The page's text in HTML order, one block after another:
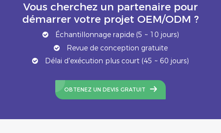
Vous cherchez un partenaire pour
démarrer votre projet OEM/ODM ?
Échantillonnage rapide (5 ~ 10 jours)
Revue de conception gratuite
Délai d'exécution plus court (45 ~ 60 jours)
OBTENEZ UN DEVIS GRATUIT